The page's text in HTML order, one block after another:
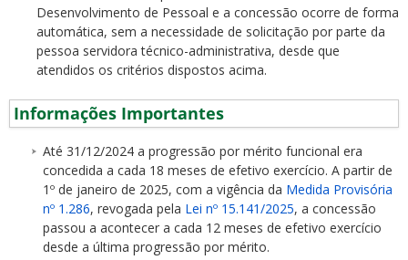
Desenvolvimento de Pessoal e a concessão ocorre de forma
automática, sem a necessidade de solicitação por parte da
pessoa servidora técnico-administrativa, desde que
atendidos os critérios dispostos acima.
Informações Importantes
Até 31/12/2024 a progressão por mérito funcional era
concedida a cada 18 meses de efetivo exercício. A partir de
1º de janeiro de 2025, com a vigência da Medida Provisória
nº 1.286, revogada pela Lei nº 15.141/2025, a concessão
passou a acontecer a cada 12 meses de efetivo exercício
desde a última progressão por mérito.